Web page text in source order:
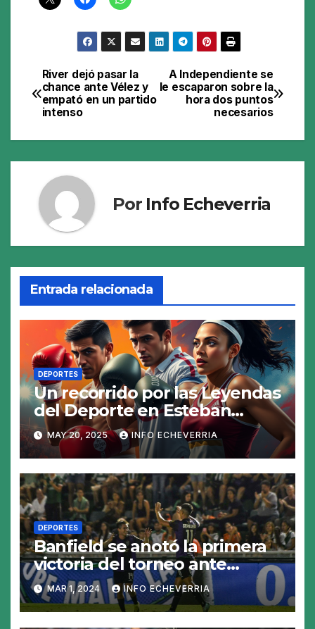
Navegación
de
entradas
A Independiente se
le escaparon sobre la
hora dos puntos
necesarios
River dejó pasar la
chance ante Vélez y
empató en un partido
intenso
Por Info Echeverria
Entrada relacionada
DEPORTES
Un recorrido por las Leyendas
del Deporte en Esteban
Echeverría
MAY 20, 2025 INFO ECHEVERRIA
DEPORTES
Banfield se anotó la primera
victoria del torneo ante
Riestra
MAR 1, 2024 INFO ECHEVERRIA